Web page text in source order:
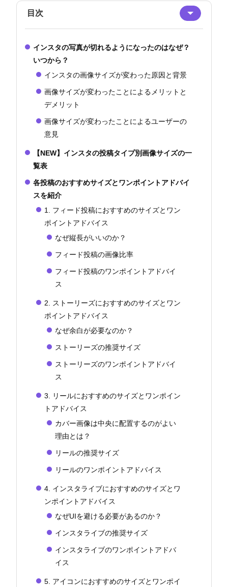
目次
インスタの写真が切れるようになったのはなぜ？
いつから？
インスタの画像サイズが変わった原因と背景
画像サイズが変わったことによるメリットと
デメリット
画像サイズが変わったことによるユーザーの
意見
【NEW】インスタの投稿タイプ別画像サイズの一
覧表
各投稿のおすすめサイズとワンポイントアドバイ
スを紹介
1. フィード投稿におすすめのサイズとワン
ポイントアドバイス
なぜ縦長がいいのか？
フィード投稿の画像比率
フィード投稿のワンポイントアドバイ
ス
2. ストーリーズにおすすめのサイズとワン
ポイントアドバイス
なぜ余白が必要なのか？
ストーリーズの推奨サイズ
ストーリーズのワンポイントアドバイ
ス
3. リールにおすすめのサイズとワンポイン
トアドバイス
カバー画像は中央に配置するのがよい
理由とは？
リールの推奨サイズ
リールのワンポイントアドバイス
4. インスタライブにおすすめのサイズとワ
ンポイントアドバイス
なぜUIを避ける必要があるのか？
インスタライブの推奨サイズ
インスタライブのワンポイントアドバ
イス
5. アイコンにおすすめのサイズとワンポイ